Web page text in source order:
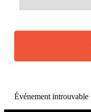
Événement introuvable